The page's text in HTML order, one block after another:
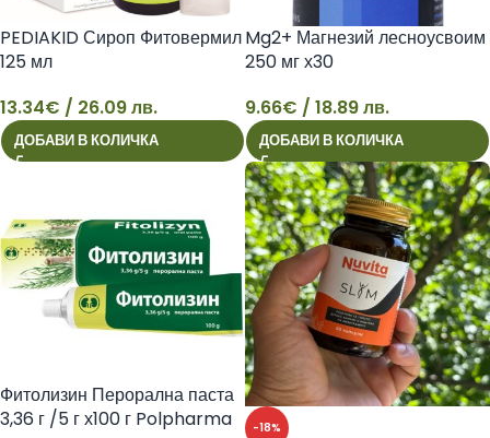
13
PEDIAKID Сироп Фитовермил
125 мл
13.34€ / 26.09 лв.
ДОБАВИ В КОЛИЧКА
9
Mg2+ Магнезий лесноусвоим
250 мг х30
9.66€ / 18.89 лв.
ДОБАВИ В КОЛИЧКА
Фитолизин Перорална паста
3,36 г /5 г х100 г Polpharma
-18%